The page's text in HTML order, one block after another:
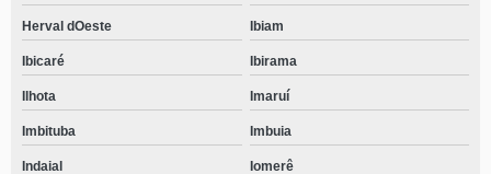
Herval dOeste Ibiam
Ibicaré Ibirama
Ilhota Imaruí
Imbituba Imbuia
Indaial Iomerê